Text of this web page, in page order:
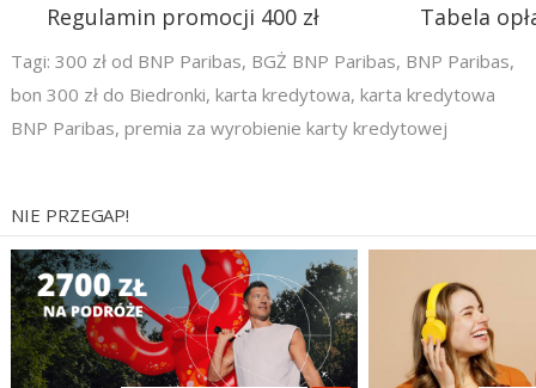
Regulamin promocji 400 zł Tabela
Tagi: 300 zł od BNP Paribas, BGŻ BNP Paribas, BNP Paribas,
bon 300 zł do Biedronki, karta kredytowa, karta kredytowa
BNP Paribas, premia za wyrobienie karty kredytowej
NIE PRZEGAP!